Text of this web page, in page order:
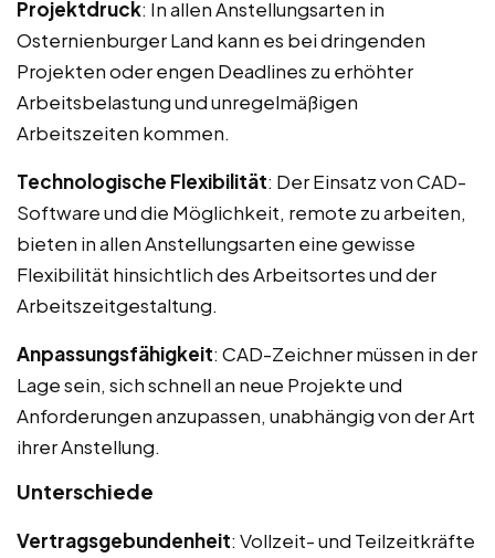
Projektdruck: In allen Anstellungsarten in
Osternienburger Land kann es bei dringenden
Projekten oder engen Deadlines zu erhöhter
Arbeitsbelastung und unregelmäßigen
Arbeitszeiten kommen.
Technologische Flexibilität: Der Einsatz von CAD-
Software und die Möglichkeit, remote zu arbeiten,
bieten in allen Anstellungsarten eine gewisse
Flexibilität hinsichtlich des Arbeitsortes und der
Arbeitszeitgestaltung.
Anpassungsfähigkeit: CAD-Zeichner müssen in der
Lage sein, sich schnell an neue Projekte und
Anforderungen anzupassen, unabhängig von der Art
ihrer Anstellung.
Unterschiede
Vertragsgebundenheit: Vollzeit- und Teilzeitkräfte